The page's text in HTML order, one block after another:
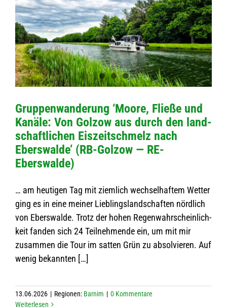
Grup­pen­wan­de­rung ‘Moore, Fließe und
Kanäle: Von Golzow aus durch den land­
schaft­li­chen Eis­zeit­schmelz nach
Ebers­walde’ (RB-Golzow — RE-
Eberswalde)
… am heu­ti­gen Tag mit ziem­lich wech­sel­haf­tem Wet­ter
ging es in eine mei­ner Lieb­lings­land­schaf­ten nörd­lich
von Ebers­walde. Trotz der hohen Regen­wahr­schein­lich­
keit fan­den sich 24 Teil­neh­mende ein, um mit mir
zusam­men die Tour im sat­ten Grün zu absol­vie­ren. Auf
wenig bekannten […]
13.06.2026 | Regio­nen: Bar­nim | 0 Kom­men­tare
Wei­ter­le­sen